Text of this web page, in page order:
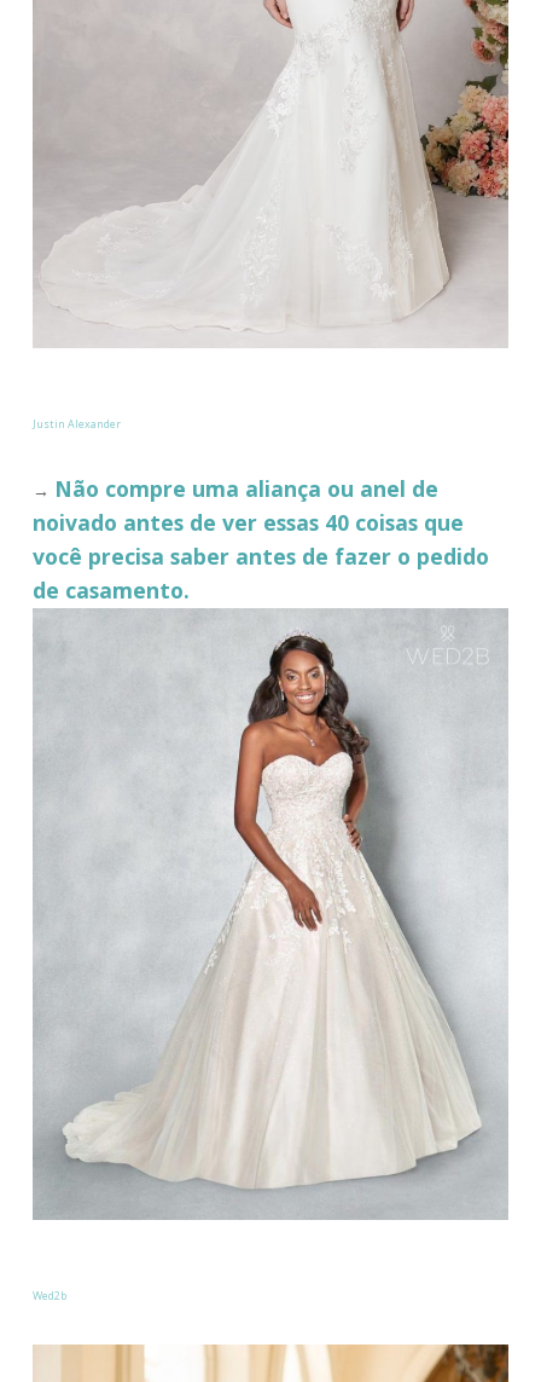
Justin Alexander
→ Não compre uma aliança ou anel de
noivado antes de ver essas 40 coisas que
você precisa saber antes de fazer o pedido
de casamento.
Wed2b